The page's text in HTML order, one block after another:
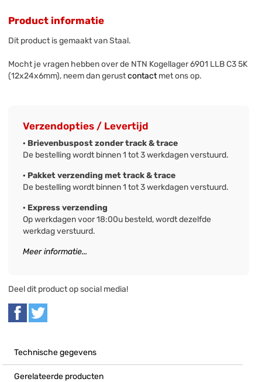
Product informatie
Dit product is gemaakt van Staal.
Mocht je vragen hebben over de NTN Kogellager 6901 LLB C3 5K
(12x24x6mm), neem dan gerustcontactmet ons op.
Verzendopties / Levertijd
· Brievenbuspost zonder track & trace
De bestelling wordt binnen 1 tot 3 werkdagen verstuurd.
· Pakket verzending met track & trace
De bestelling wordt binnen 1 tot 3 werkdagen verstuurd.
· Express verzending
Op werkdagen voor 18:00u besteld, wordt dezelfde
werkdag verstuurd.
Meer informatie...
Deel dit product op social media!
Technische gegevens
Gerelateerde producten